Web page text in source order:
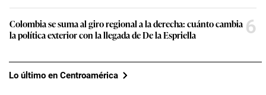
Colombia se suma al giro regional a la derecha: cuánto cambia
la política exterior con la llegada de De la Espriella
6
Lo último en Centroamérica